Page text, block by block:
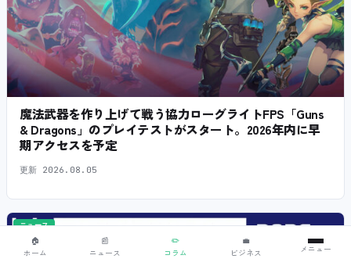
魔法武器を作り上げて戦う協力ローグライトFPS「Guns
& Dragons」のプレイテストがスタート。2026年内に早
期アクセスを予定
更新 2026.08.05
ニュース
🏠
ホーム
📰
ニュース
✏️
コラム
💼
ビジネス
メニュー